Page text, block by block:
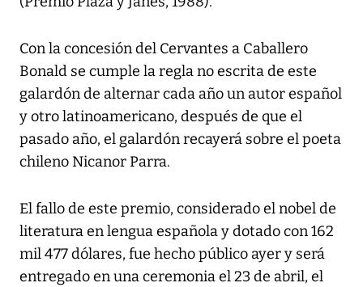
Con la concesión del Cervantes a Caballero
Bonald se cumple la regla no escrita de este
galardón de alternar cada año un autor español
y otro latinoamericano, después de que el
pasado año, el galardón recayerá sobre el poeta
chileno Nicanor Parra.
El fallo de este premio, considerado el nobel de
literatura en lengua española y dotado con 162
mil 477 dólares, fue hecho público ayer y será
entregado en una ceremonia el 23 de abril, el